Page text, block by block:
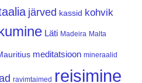
järved kassid kohvik
Läti Madeira Malta
meditatsioon mineraalid
ravimtaimed reisimine